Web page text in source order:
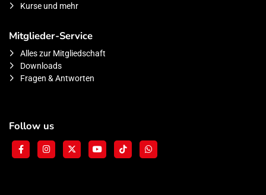
Kurse und mehr
Mitglieder-Service
Alles zur Mitgliedschaft
Downloads
Fragen & Antworten
Follow us